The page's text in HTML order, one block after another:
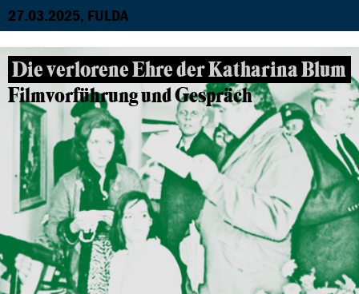
27.03.2025, FULDA
Die verlorene Ehre der Katharina Blum
Filmvorführung und Gespräch